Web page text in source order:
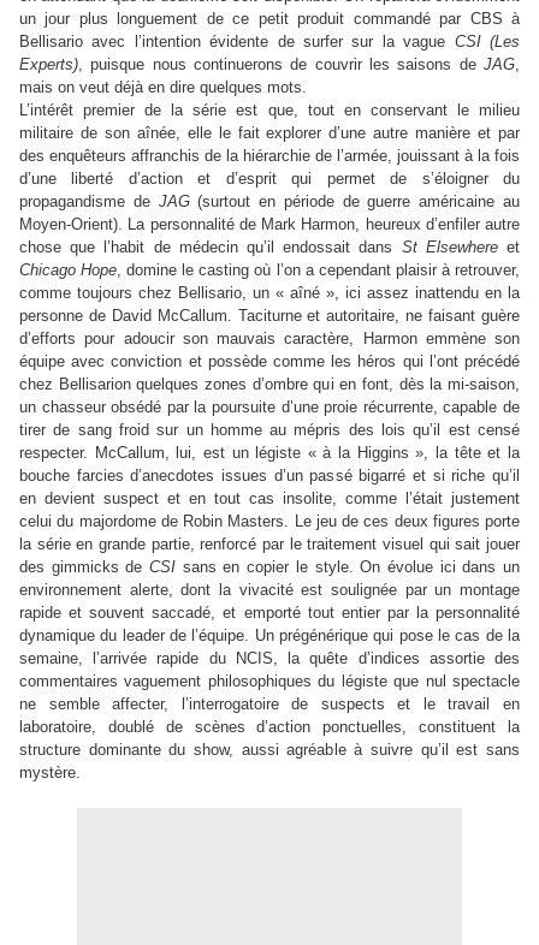
un jour plus longuement de ce petit produit commandé par CBS à
Bellisario avec l’intention évidente de surfer sur la vague CSI (Les
Experts), puisque nous continuerons de couvrir les saisons de JAG,
mais on veut déjà en dire quelques mots.
L’intérêt premier de la série est que, tout en conservant le milieu
militaire de son aînée, elle le fait explorer d’une autre manière et par
des enquêteurs affranchis de la hiérarchie de l’armée, jouissant à la fois
d’une liberté d’action et d’esprit qui permet de s’éloigner du
propagandisme de JAG(surtout en période de guerre américaine au
Moyen-Orient). La personnalité de Mark Harmon, heureux d’enfiler autre
chose que l’habit de médecin qu’il endossait dans St Elsewhereet
Chicago Hope, domine le casting où l’on a cependant plaisir à retrouver,
comme toujours chez Bellisario, un « aîné », ici assez inattendu en la
personne de David McCallum. Taciturne et autoritaire, ne faisant guère
d’efforts pour adoucir son mauvais caractère, Harmon emmène son
équipe avec conviction et possède comme les héros qui l’ont précédé
chez Bellisarion quelques zones d’ombre qui en font, dès la mi-saison,
un chasseur obsédé par la poursuite d’une proie récurrente, capable de
tirer de sang froid sur un homme au mépris des lois qu’il est censé
respecter. McCallum, lui, est un légiste « à la Higgins », la tête et la
bouche farcies d’anecdotes issues d’un passé bigarré et si riche qu’il
en devient suspect et en tout cas insolite, comme l’était justement
celui du majordome de Robin Masters. Le jeu de ces deux figures porte
la série en grande partie, renforcé par le traitement visuel qui sait jouer
des gimmicks deCSI sans en copier le style. On évolue ici dans un
environnement alerte, dont la vivacité est soulignée par un montage
rapide et souvent saccadé, et emporté tout entier par la personnalité
dynamique du leader de l’équipe. Un prégénérique qui pose le cas de la
semaine, l’arrivée rapide du NCIS, la quête d’indices assortie des
commentaires vaguement philosophiques du légiste que nul spectacle
ne semble affecter, l’interrogatoire de suspects et le travail en
laboratoire, doublé de scènes d’action ponctuelles, constituent la
structure dominante du show, aussi agréable à suivre qu’il est sans
mystère.